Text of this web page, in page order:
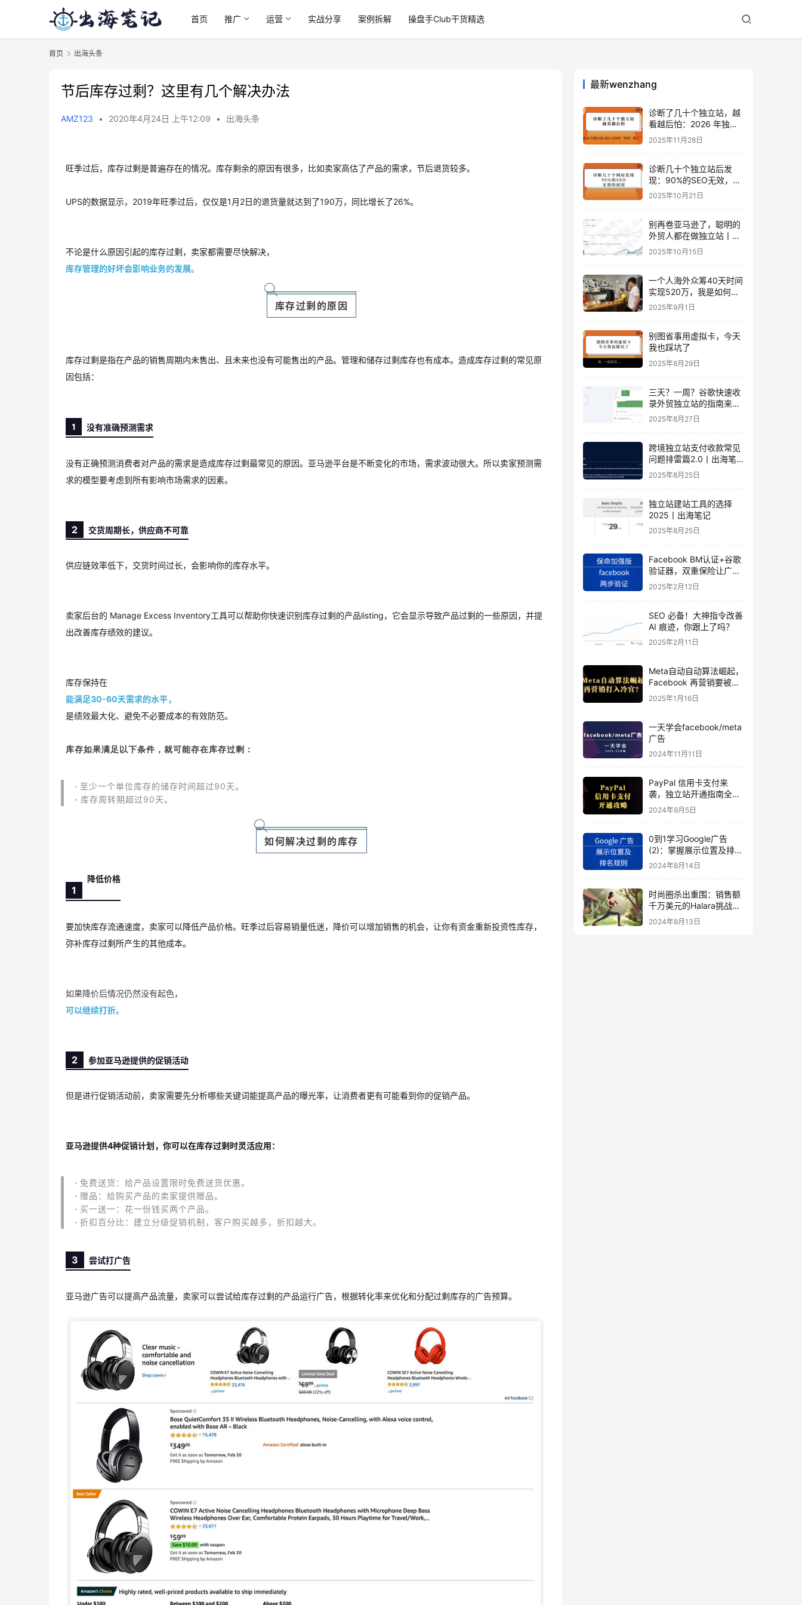
首页 推广 运营 实战分享 案例拆解 操盘手Club干货精选
首页 出海头条
节后库存过剩？这里有几个解决办法
AMZ123 • 2020年4月24日 上午12:09 • 出海头条
旺季过后，库存过剩是普遍存在的情况。库存剩余的原因有很多，比如卖家高估了产品的需求，节后退货较多。
UPS的数据显示，2019年旺季过后，仅仅是1月2日的退货量就达到了190万，同比增长了26%。
不论是什么原因引起的库存过剩，卖家都需要尽快解决，
库存管理的好坏会影响业务的发展。
库存过剩的原因
库存过剩是指在产品的销售周期内未售出、且未来也没有可能售出的产品。管理和储存过剩库存也有成本。造成库存过剩的常见原
因包括：
1 没有准确预测需求
没有正确预测消费者对产品的需求是造成库存过剩最常见的原因。亚马逊平台是不断变化的市场，需求波动很大。所以卖家预测需
求的模型要考虑到所有影响市场需求的因素。
2 交货周期长，供应商不可靠
供应链效率低下，交货时间过长，会影响你的库存水平。
卖家后台的 Manage Excess Inventory工具可以帮助你快速识别库存过剩的产品listing，它会显示导致产品过剩的一些原因，并提
出改善库存绩效的建议。
库存保持在
能满足30-60天需求的水平，
是绩效最大化、避免不必要成本的有效防范。
库存如果满足以下条件，就可能存在库存过剩：
· 至少一个单位库存的储存时间超过90天。
· 库存周转期超过90天。
如何解决过剩的库存
1
降低价格
要加快库存流通速度，卖家可以降低产品价格。旺季过后容易销量低迷，降价可以增加销售的机会，让你有资金重新投资性库存，
弥补库存过剩所产生的其他成本。
如果降价后情况仍然没有起色，
可以继续打折。
2 参加亚马逊提供的促销活动
但是进行促销活动前，卖家需要先分析哪些关键词能提高产品的曝光率，让消费者更有可能看到你的促销产品。
亚马逊提供4种促销计划，你可以在库存过剩时灵活应用：
· 免费送货：给产品设置限时免费送货优惠。
· 赠品：给购买产品的卖家提供赠品。
· 买一送一：花一份钱买两个产品。
· 折扣百分比：建立分级促销机制，客户购买越多，折扣越大。
3 尝试打广告
亚马逊广告可以提高产品流量，卖家可以尝试给库存过剩的产品运行广告，根据转化率来优化和分配过剩库存的广告预算。
最新wenzhang
诊断了几十个独立站，越
看越后怕：2026 年独立
站 SEO 可能会突然“卷死
一批人”？
2025年11月28日
诊断几十个独立站后发
现：90%的SEO无效，是
因为忽略了这关键一步
2025年10月21日
别再卷亚马逊了，聪明的
外贸人都在做独立站丨出
海笔记
2025年10月15日
一个人海外众筹40天时间
实现520万，我是如何做
到的？丨出海笔记
2025年9月1日
别图省事用虚拟卡，今天
我也踩坑了
2025年8月29日
三天？一周？谷歌快速收
录外贸独立站的指南来
了！丨出海笔记
2025年8月27日
跨境独立站支付收款常见
问题排雷篇2.0丨出海笔
记
2025年8月25日
独立站建站工具的选择
2025丨出海笔记
2025年8月25日
Facebook BM认证+谷歌
验证器，双重保险让广告
投手账号稳如泰山
2025年2月12日
SEO 必备！大神指令改善
AI 痕迹，你跟上了吗？
2025年2月11日
Meta自动自动算法崛起，
Facebook 再营销要被打
入冷宫？
2025年1月16日
一天学会facebook/meta
广告
2024年11月11日
PayPal 信用卡支付来
袭，独立站开通指南全揭
秘
2024年9月5日
0到1学习Google广告
(2)：掌握展示位置及排名
规则
2024年8月14日
时尚圈杀出重围：销售额
千万美元的Halara挑战
SHEIN成新时尚巨头
（上）
2024年8月13日